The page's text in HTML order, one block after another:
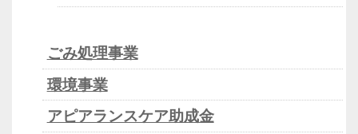
ごみ処理事業
環境事業
アピアランスケア助成金